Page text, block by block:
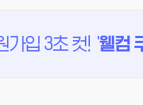
가입 3초 컷! '웰컴